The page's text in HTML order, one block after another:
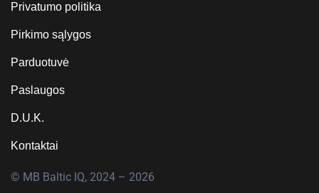
Privatumo politika
Pirkimo sąlygos
Parduotuvė
Paslaugos
D.U.K.
Kontaktai
© MB Baltic IQ, 2024 – 2026